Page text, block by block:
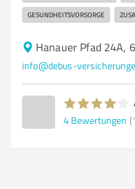
GESUNDHEITSVORSORGE
Hanauer Pfad 24A,
info@debus-
4 Bewertungen